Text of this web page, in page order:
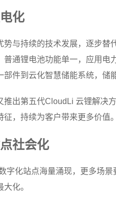
化
势与持续的技术发展，逐步替
普通锂电池功能单一，应用
部件到云化智慧储能系统，储
推出第五代CloudLi 云锂解决
，持续为客户带来更多价值。
社会化
字化站点海量涌现，更多场
化。